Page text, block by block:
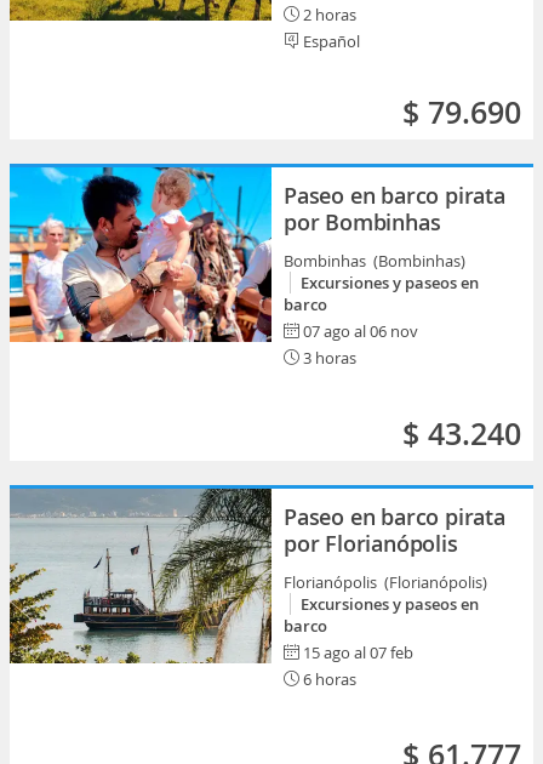
2 horas
Español
$ 79.690
Paseo en barco pirata
por Bombinhas
Bombinhas (Bombinhas)
Excursiones y paseos en
barco
07 ago al 06 nov
3 horas
$ 43.240
Paseo en barco pirata
por Florianópolis
Florianópolis (Florianópolis)
Excursiones y paseos en
barco
15 ago al 07 feb
6 horas
$ 61.777